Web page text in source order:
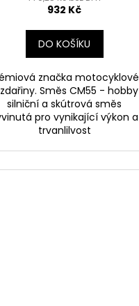
932 Kč
DO KOŠÍKU
značka motocyklové
Směs CM55 - hobby
silniční a skútrová směs
pro vynikající výkon a
trvanlilvost